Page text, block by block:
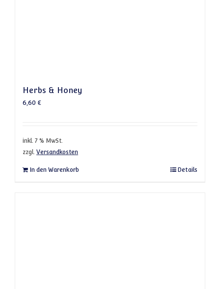
Herbs & Honey
6,60 €
inkl. 7 % MwSt.
zzgl. Versandkosten
In den Warenkorb Details